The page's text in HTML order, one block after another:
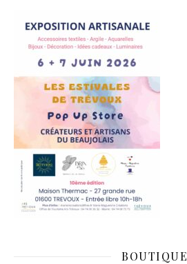
BOUTIQUE